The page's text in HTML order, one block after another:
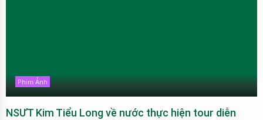
Phim Ảnh
NSƯT Kim Tiểu Long về nước thực hiện tour diễn